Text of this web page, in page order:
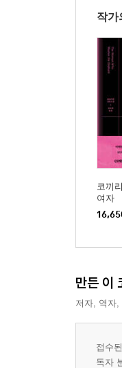
작가
코끼
여자
만든 이
저자, 역자,
접수
독자